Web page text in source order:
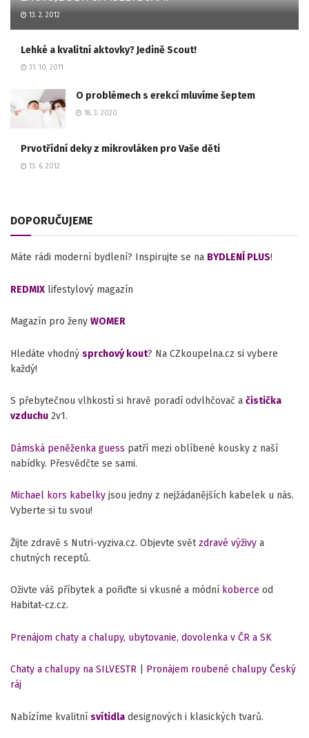
13. 2. 2012
Lehké a kvalitní aktovky? Jedině Scout!
31. 10. 2011
O problémech s erekcí mluvíme šeptem
18. 3. 2020
Prvotřídní deky z mikrovláken pro Vaše děti
13. 6. 2012
DOPORUČUJEME
Máte rádi moderní bydlení? Inspirujte se na BYDLENÍ PLUS!
REDMIX lifestylový magazín
Magazín pro ženy WOMER
Hledáte vhodný sprchový kout? Na CZkoupelna.cz si vybere
každý!
S přebytečnou vlhkostí si hravě poradí odvlhčovač a čistička
vzduchu 2v1.
Dámská peněženka guess patří mezi oblíbené kousky z naší
nabídky. Přesvědčte se sami.
Michael kors kabelky jsou jedny z nejžádanějších kabelek u nás.
Vyberte si tu svou!
Žijte zdravě s Nutri-vyziva.cz. Objevte světzdravé výživy a
chutných receptů.
Oživte váš příbytek a pořiďte si vkusné a módní koberce od
Habitat-cz.cz.
Prenájom chaty a chalupy, ubytovanie, dovolenka v ČR a SK
Chaty a chalupy na SILVESTR
Pronájem roubené chalupy Český
ráj
Nabízíme kvalitní svítidla designových i klasických tvarů.